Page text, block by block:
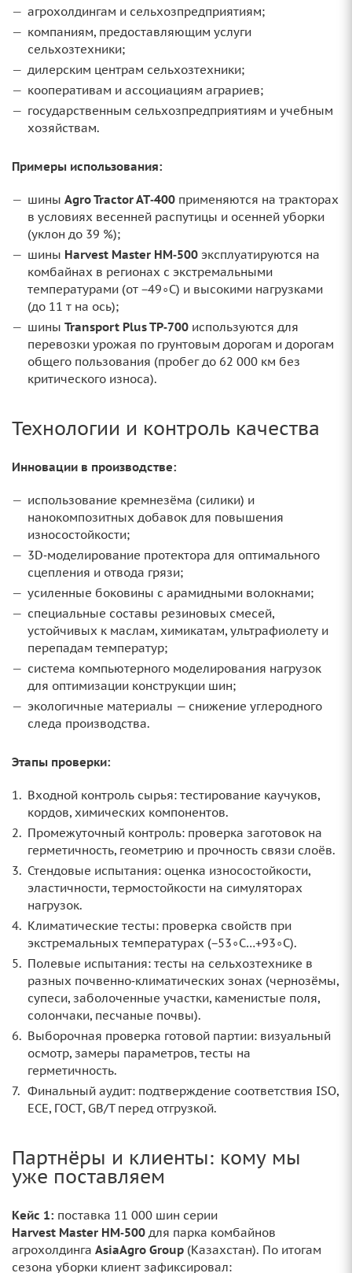
агрохолдингам и сельхозпредприятиям;
компаниям, предоставляющим услуги
сельхозтехники;
дилерским центрам сельхозтехники;
кооперативам и ассоциациям аграриев;
государственным сельхозпредприятиям и учебным
хозяйствам.
Примеры использования:
шины Agro Tractor AT‑400 применяются на тракторах
в условиях весенней распутицы и осенней уборки
(уклон до 39 %);
шины Harvest Master HM‑500 эксплуатируются на
комбайнах в регионах с экстремальными
температурами (от −49∘C) и высокими нагрузками
(до 11 т на ось);
шины Transport Plus TP‑700 используются для
перевозки урожая по грунтовым дорогам и дорогам
общего пользования (пробег до 62 000 км без
критического износа).
Технологии и контроль качества
Инновации в производстве:
использование кремнезёма (силики) и
нанокомпозитных добавок для повышения
износостойкости;
3D‑моделирование протектора для оптимального
сцепления и отвода грязи;
усиленные боковины с арамидными волокнами;
специальные составы резиновых смесей,
устойчивых к маслам, химикатам, ультрафиолету и
перепадам температур;
система компьютерного моделирования нагрузок
для оптимизации конструкции шин;
экологичные материалы — снижение углеродного
следа производства.
Этапы проверки:
Входной контроль сырья: тестирование каучуков,
кордов, химических компонентов.
Промежуточный контроль: проверка заготовок на
герметичность, геометрию и прочность связи слоёв.
Стендовые испытания: оценка износостойкости,
эластичности, термостойкости на симуляторах
нагрузок.
Климатические тесты: проверка свойств при
экстремальных температурах (−53∘C…+93∘C).
Полевые испытания: тесты на сельхозтехнике в
разных почвенно‑климатических зонах (чернозёмы,
супеси, заболоченные участки, каменистые поля,
солончаки, песчаные почвы).
Выборочная проверка готовой партии: визуальный
осмотр, замеры параметров, тесты на
герметичность.
Финальный аудит: подтверждение соответствия ISO,
ECE, ГОСТ, GB/T перед отгрузкой.
Партнёры и клиенты: кому мы
уже поставляем
Кейс 1: поставка 11 000 шин серии
Harvest Master HM‑500 для парка комбайнов
агрохолдинга AsiaAgro Group (Казахстан). По итогам
сезона уборки клиент зафиксировал: